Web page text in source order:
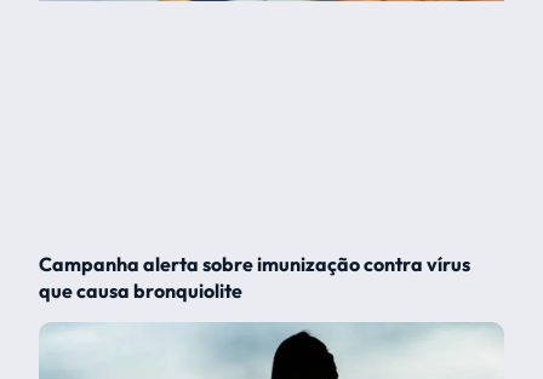
Campanha alerta sobre imunização contra vírus
que causa bronquiolite